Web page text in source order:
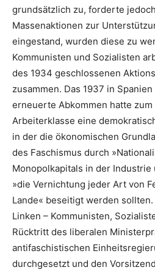
grundsätzlich zu, forderte
Massenaktionen zur
eingestand, wurden diese zu
Kommunisten und Sozialisten
des 1934 geschlossenen
zusammen. Das 1937 in
erneuerte Abkommen hatte
Arbeiterklasse eine
in der die ökonomischen
des Faschismus durch
Monopolkapitals in der Industrie
»die Vernichtung jeder Art von
Lande« beseitigt werden
Linken – Kommunisten,
Rücktritt des liberalen
antifaschistischen
durchgesetzt und den